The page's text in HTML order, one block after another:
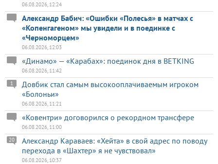
06.08.2026, 12:24
Александр Бабич: «Ошибки «Полесья» в матчах с
«Копенгагеном» мы увидели и в поединке с
«Черноморцем»
06.08.2026, 12:03
«Динамо» — «Карабах»: поединок дня в BETKING
06.08.2026, 11:42
Довбик стал самым высокооплачиваемым игроком
«Болоньи»
1
06.08.2026, 11:21
«Ковентри» договорился о рекордном трансфере
06.08.2026, 11:00
Александр Караваев: «Хейта» в свой адрес по поводу
перехода в «Шахтер» я не чувствовал»
20
06.08.2026, 10:37